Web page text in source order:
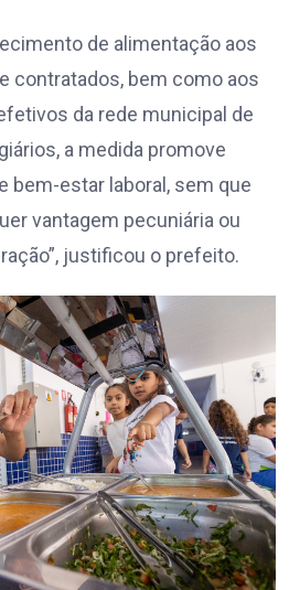
de alimentação aos
contratados, bem como aos
da rede municipal de
a medida promove
bem-estar laboral, sem que
vantagem pecuniária ou
justificou o prefeito.